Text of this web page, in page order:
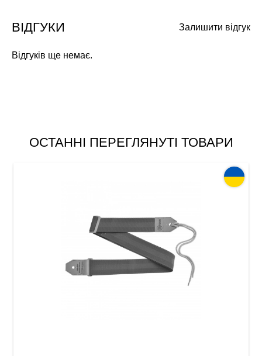
Залишити відгук
ВІДГУКИ
Відгуків ще немає.
ОСТАННІ ПЕРЕГЛЯНУТІ ТОВАРИ